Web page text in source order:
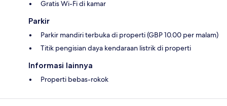
Gratis Wi-Fi di kamar
Parkir
Parkir mandiri terbuka di properti (GBP 10.00 per malam)
Titik pengisian daya kendaraan listrik di properti
Informasi lainnya
Properti bebas-rokok